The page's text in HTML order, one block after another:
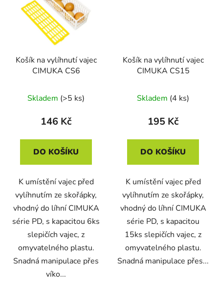
Košík na vylíhnutí vajec
CIMUKA CS6
Skladem (>5 ks)
146 Kč
DO KOŠÍKU
K umístění vajec před
vylíhnutím ze skořápky,
vhodný do líhní CIMUKA
série PD, s kapacitou 6ks
slepičích vajec, z
omyvatelného plastu.
Snadná manipulace přes
víko...
Košík na vylíhnutí vajec
CIMUKA CS15
Skladem (4 ks)
195 Kč
DO KOŠÍKU
K umístění vajec před
vylíhnutím ze skořápky,
vhodný do líhní CIMUKA
série PD, s kapacitou
15ks slepičích vajec, z
omyvatelného plastu.
Snadná manipulace přes...